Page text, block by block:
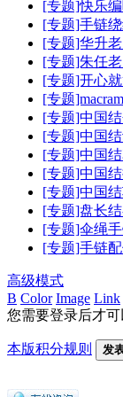
[专题]快乐
[专题]手链
[专题]华升
[专题]朱任
[专题]开心
[专题
[专题]中国
[专题]中国
[专题]中国
[专题]中国
[专题]中国
[专题]盘长
[专题]伞绳
[专题]手链
高级模式
B Color Image Link
您需要登录后才
本版积分规则 发